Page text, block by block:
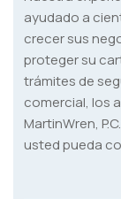
ayudado a
crecer sus
proteger su
trámites de
comercial, los
MartinWren,
usted pueda